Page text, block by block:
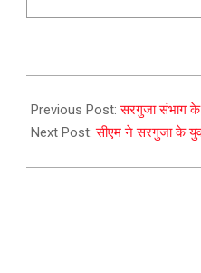
08-
22
Previous Post:सरगुजा संभाग के
Next Post:सीएम ने सरगुजा के